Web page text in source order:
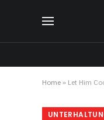
Home » Let Him